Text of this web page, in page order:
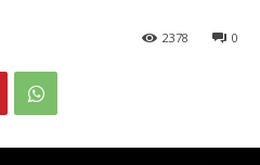
0
2378